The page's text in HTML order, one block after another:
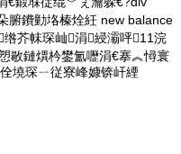
腑鐨勭垎榛烇紝 new balance
芥帓琛屾涓綅灞呯11浣
敭鏈熼枔鐢氳嚦涓€搴︽憳寰
墝琛ㄧ従寮峰嫝锛屽緸